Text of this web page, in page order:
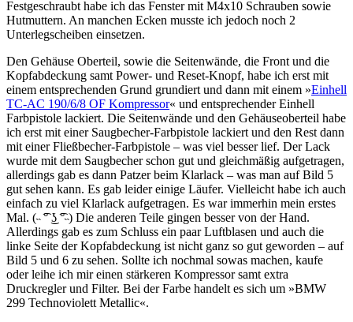
Festgeschraubt habe ich das Fenster mit M4x10 Schrauben sowie
Hutmuttern. An manchen Ecken musste ich jedoch noch 2
Unterlegscheiben einsetzen.
Den Gehäuse Oberteil, sowie die Seitenwände, die Front und die
Kopfabdeckung samt Power- und Reset-Knopf, habe ich erst mit
einem entsprechenden Grund grundiert und dann mit einem »Einhell
TC-AC 190/6/8 OF Kompressor« und entsprechender Einhell
Farbpistole lackiert. Die Seitenwände und den Gehäuseoberteil habe
ich erst mit einer Saugbecher-Farbpistole lackiert und den Rest dann
mit einer Fließbecher-Farbpistole – was viel besser lief. Der Lack
wurde mit dem Saugbecher schon gut und gleichmäßig aufgetragen,
allerdings gab es dann Patzer beim Klarlack – was man auf Bild 5
gut sehen kann. Es gab leider einige Läufer. Vielleicht habe ich auch
einfach zu viel Klarlack aufgetragen. Es war immerhin mein erstes
Mal. (˵ ͡° ͜ʖ ͡°˵) Die anderen Teile gingen besser von der Hand.
Allerdings gab es zum Schluss ein paar Luftblasen und auch die
linke Seite der Kopfabdeckung ist nicht ganz so gut geworden – auf
Bild 5 und 6 zu sehen. Sollte ich nochmal sowas machen, kaufe
oder leihe ich mir einen stärkeren Kompressor samt extra
Druckregler und Filter. Bei der Farbe handelt es sich um »BMW
299 Technoviolett Metallic«.